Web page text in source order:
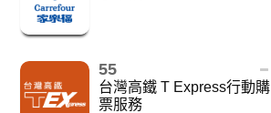
55
台灣高鐵 T Express行動購
票服務